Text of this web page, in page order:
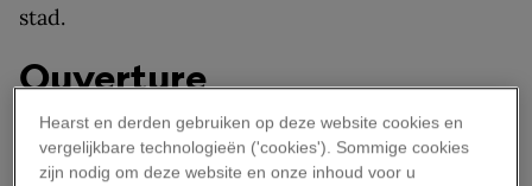
stad.
Ouverture
Maar goed,let’s start at the very beginning. De
HollywoodproductieThe Sound of Music
Hearst en derden gebruiken op deze website cookies en
vergelijkbare technologieën ('cookies'). Sommige cookies
zijn nodig om deze website en onze inhoud voor u